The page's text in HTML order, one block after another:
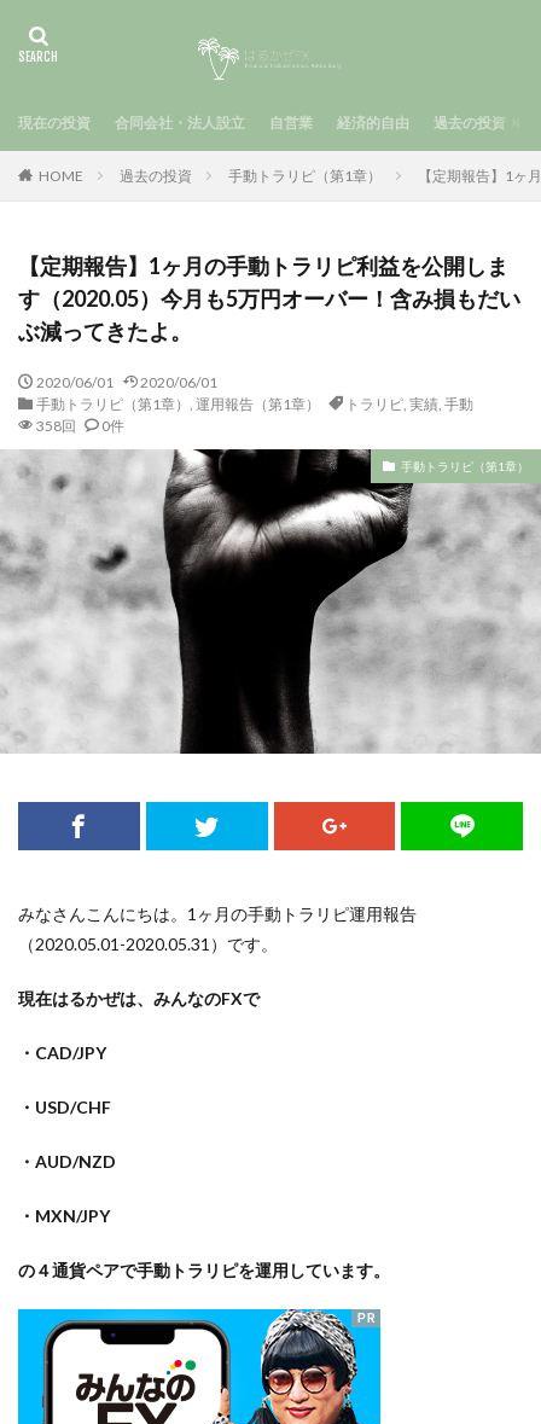
現在の投資 合同会社・法人設立 自営業 経済的自由 過去の投資
HOME 過去の投資 手動トラリピ（第1章） 【定期報告】1ヶ
【定期報告】1ヶ月の手動トラリピ利益を公開しま
す（2020.05）今月も5万円オーバー！含み損もだい
ぶ減ってきたよ。
2020/06/01
2020/06/01
手動トラリピ（第1章） , 運用報告（第1章） トラリピ, 実績, 手動
358回
0件
手動トラリピ（第1章）
みなさんこんにちは。1ヶ月の手動トラリピ運用報告
（2020.05.01-2020.05.31）です。
現在はるかぜは、みんなのFXで
・CAD/JPY
・USD/CHF
・AUD/NZD
・MXN/JPY
の４通貨ペアで手動トラリピを運用しています。